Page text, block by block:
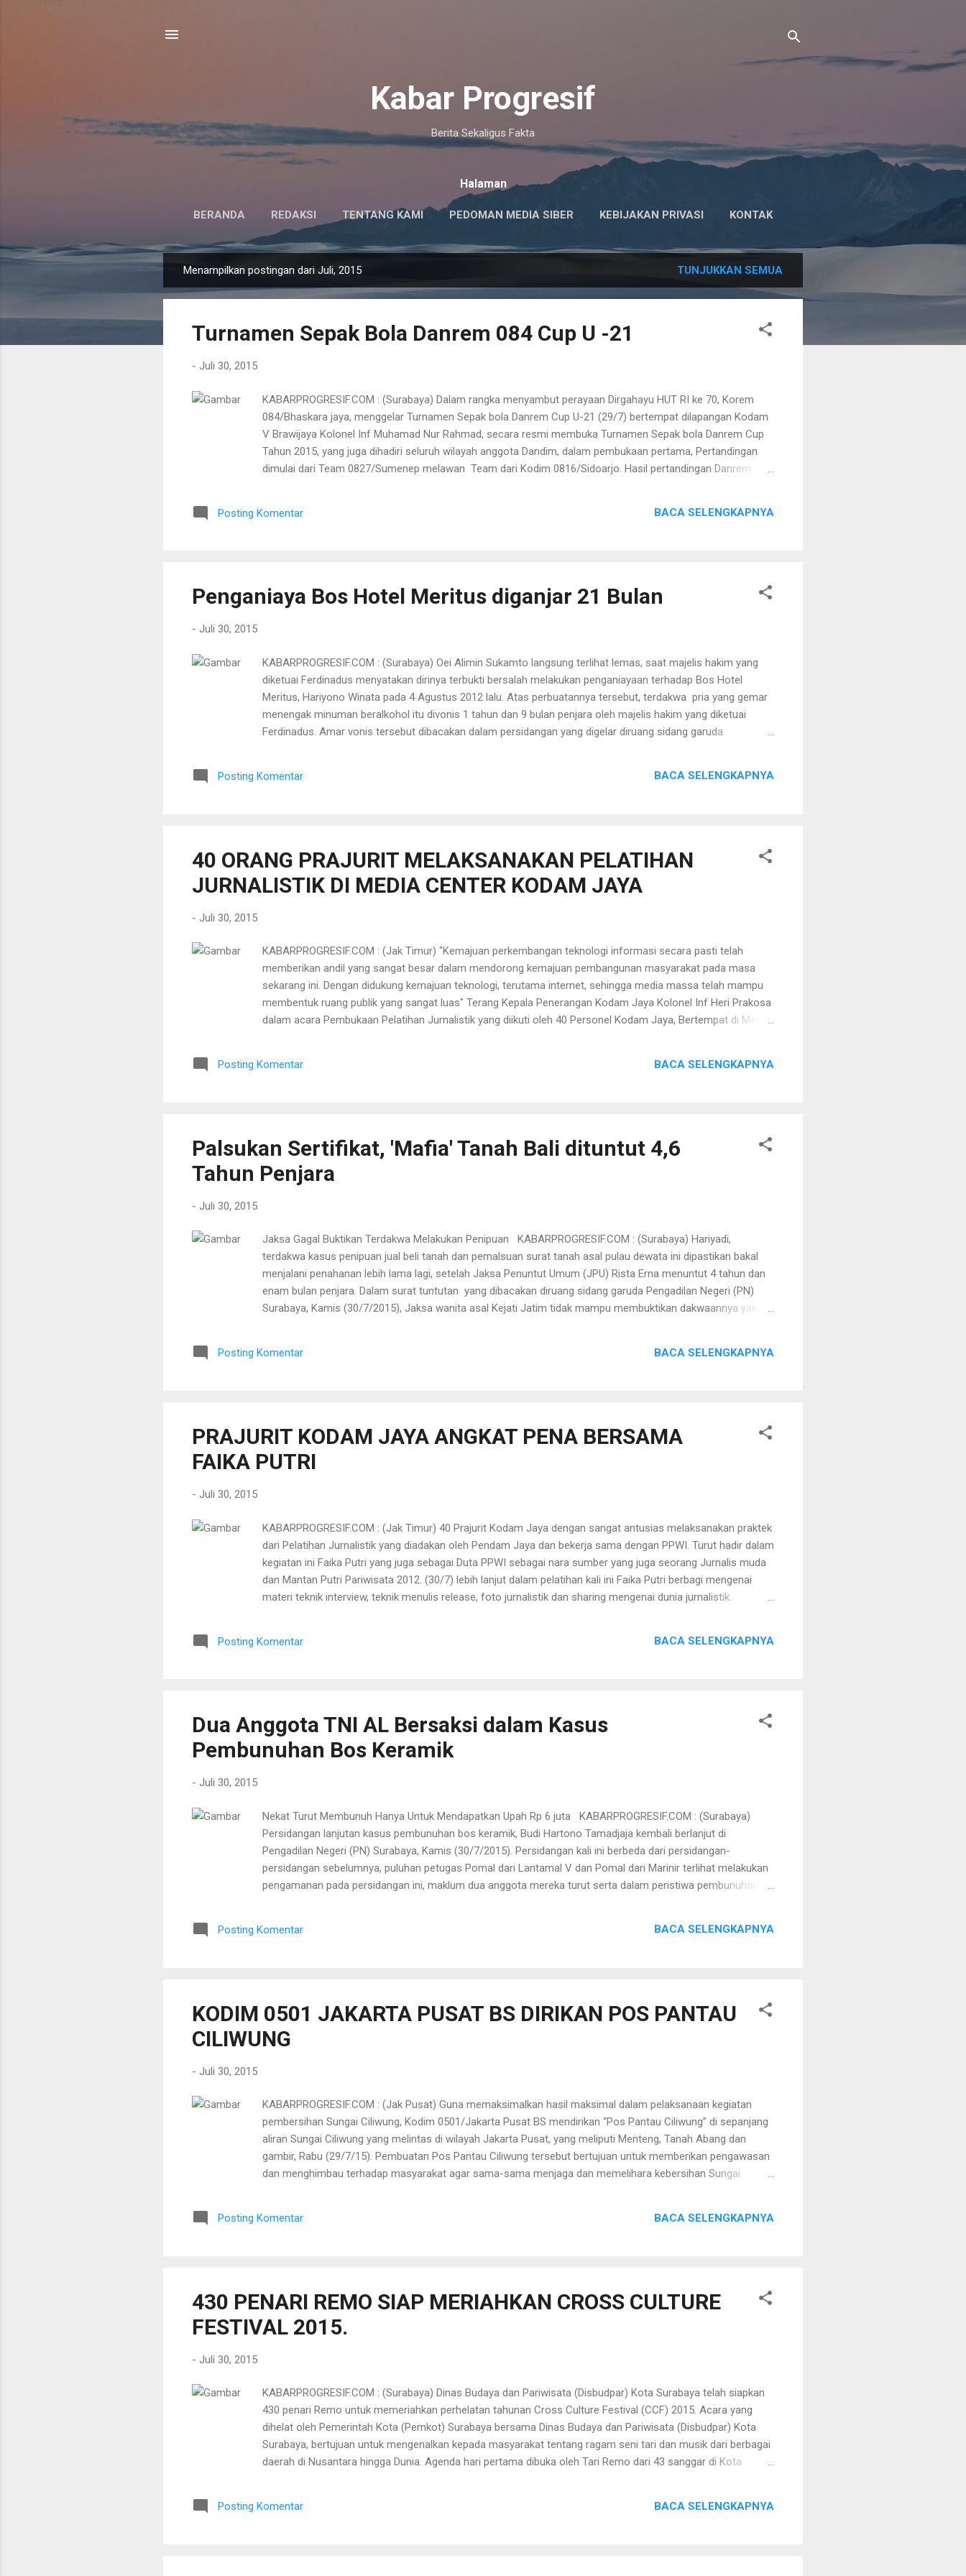
Kabar Progresif
Berita Sekaligus Fakta
Halaman
BERANDA REDAKSI TENTANG KAMI PEDOMAN MEDIA SIBER KEBIJAKAN PRIVASI KONTAK
o
Menampilkan postingan dari Juli, 2015 TUNJUKKAN SEMUA
Turnamen Sepak Bola Danrem 084 Cup U -21
- Juli 30, 2015
KABARPROGRESIF.COM : (Surabaya) Dalam rangka menyambut perayaan Dirgahayu HUT RI ke 70, Korem
084/Bhaskara jaya, menggelar Turnamen Sepak bola Danrem Cup U-21 (29/7) bertempat dilapangan Kodam
V Brawijaya Kolonel Inf Muhamad Nur Rahmad, secara resmi membuka Turnamen Sepak bola Danrem Cup
Tahun 2015, yang juga dihadiri seluruh wilayah anggota Dandim, dalam pembukaan pertama, Pertandingan
dimulai dari Team 0827/Sumenep melawan Team dari Kodim 0816/Sidoarjo. Hasil pertandingan Danrem
nantinya akan bertanding diacara tersebut,Ujar' Mayor Inf Heri Hutomo, sebagai Panitia Koordinator
Posting Komentar BACA SELENGKAPNYA
Penganiaya Bos Hotel Meritus diganjar 21 Bulan
- Juli 30, 2015
KABARPROGRESIF.COM : (Surabaya) Oei Alimin Sukamto langsung terlihat lemas, saat majelis hakim yang
diketuai Ferdinadus menyatakan dirinya terbukti bersalah melakukan penganiayaan terhadap Bos Hotel
Meritus, Hariyono Winata pada 4 Agustus 2012 lalu. Atas perbuatannya tersebut, terdakwa pria yang gemar
menengak minuman beralkohol itu divonis 1 tahun dan 9 bulan penjara oleh majelis hakim yang diketuai
Ferdinadus. Amar vonis tersebut dibacakan dalam persidangan yang digelar diruang sidang garuda
Hal yang memberatkan dalam putusan hakim ini dikarenakan selama persidangan terdakwa Oei Alimin
Posting Komentar BACA SELENGKAPNYA
40 ORANG PRAJURIT MELAKSANAKAN PELATIHAN
JURNALISTIK DI MEDIA CENTER KODAM JAYA
- Juli 30, 2015
KABARPROGRESIF.COM : (Jak Timur) "Kemajuan perkembangan teknologi informasi secara pasti telah
memberikan andil yang sangat besar dalam mendorong kemajuan pembangunan masyarakat pada masa
sekarang ini. Dengan didukung kemajuan teknologi, terutama internet, sehingga media massa telah mampu
membentuk ruang publik yang sangat luas" Terang Kepala Penerangan Kodam Jaya Kolonel Inf Heri Prakosa
dalam acara Pembukaan Pelatihan Jurnalistik yang diikuti oleh 40 Personel Kodam Jaya, Bertempat di Media
dimasa depan. Lebih lanjut dalam pelatihan yang disampaikan oleh Bapak Wilson Lalengke selaku ketua PPWI
Posting Komentar BACA SELENGKAPNYA
Palsukan Sertifikat, 'Mafia' Tanah Bali dituntut 4,6
Tahun Penjara
- Juli 30, 2015
Jaksa Gagal Buktikan Terdakwa Melakukan Penipuan KABARPROGRESIF.COM : (Surabaya) Hariyadi,
terdakwa kasus penipuan jual beli tanah dan pemalsuan surat tanah asal pulau dewata ini dipastikan bakal
menjalani penahanan lebih lama lagi, setelah Jaksa Penuntut Umum (JPU) Rista Erna menuntut 4 tahun dan
enam bulan penjara. Dalam surat tuntutan yang dibacakan diruang sidang garuda Pengadilan Negeri (PN)
Surabaya, Kamis (30/7/2015), Jaksa wanita asal Kejati Jatim tidak mampu membuktikan dakwaannya yakni
otentik,"terang Jaksa Rista Erna saat membacakan surat tuntutannya. Atas tuntutan tersebut, terdakwa
Posting Komentar BACA SELENGKAPNYA
PRAJURIT KODAM JAYA ANGKAT PENA BERSAMA
FAIKA PUTRI
- Juli 30, 2015
KABARPROGRESIF.COM : (Jak Timur) 40 Prajurit Kodam Jaya dengan sangat antusias melaksanakan praktek
dari Pelatihan Jurnalistik yang diadakan oleh Pendam Jaya dan bekerja sama dengan PPWI. Turut hadir dalam
kegiatan ini Faika Putri yang juga sebagai Duta PPWI sebagai nara sumber yang juga seorang Jurnalis muda
dan Mantan Putri Pariwisata 2012. (30/7) lebih lanjut dalam pelatihan kali ini Faika Putri berbagi mengenai
materi teknik interview, teknik menulis release, foto jurnalistik dan sharing mengenai dunia jurnalistik.
baik oleh masyarakat. Mencermati pentingnya publikasi dan dokumentasi kaitannya dengan tugas
Posting Komentar BACA SELENGKAPNYA
Dua Anggota TNI AL Bersaksi dalam Kasus
Pembunuhan Bos Keramik
- Juli 30, 2015
Nekat Turut Membunuh Hanya Untuk Mendapatkan Upah Rp 6 juta KABARPROGRESIF.COM : (Surabaya)
Persidangan lanjutan kasus pembunuhan bos keramik, Budi Hartono Tamadjaja kembali berlanjut di
Pengadilan Negeri (PN) Surabaya, Kamis (30/7/2015). Persidangan kali ini berbeda dari persidangan-
persidangan sebelumnya, puluhan petugas Pomal dari Lantamal V dan Pomal dari Marinir terlihat melakukan
pengamanan pada persidangan ini, maklum dua anggota mereka turut serta dalam peristiwa pembunuhan
keterlibatannya dalam pembunuhan Budi Hartono dan keduanya juga ditetapkan sebagai tersangka dan
Posting Komentar BACA SELENGKAPNYA
KODIM 0501 JAKARTA PUSAT BS DIRIKAN POS PANTAU
CILIWUNG
- Juli 30, 2015
KABARPROGRESIF.COM : (Jak Pusat) Guna memaksimalkan hasil maksimal dalam pelaksanaan kegiatan
pembersihan Sungai Ciliwung, Kodim 0501/Jakarta Pusat BS mendirikan “Pos Pantau Ciliwung” di sepanjang
aliran Sungai Ciliwung yang melintas di wilayah Jakarta Pusat, yang meliputi Menteng, Tanah Abang dan
gambir, Rabu (29/7/15). Pembuatan Pos Pantau Ciliwung tersebut bertujuan untuk memberikan pengawasan
dan menghimbau terhadap masyarakat agar sama-sama menjaga dan memelihara kebersihan Sungai
(dua) orang anggota Koramil di setiap Pos Pantau Ciliwung tersebut. Tugas mereka harus aktif dalam
Posting Komentar BACA SELENGKAPNYA
430 PENARI REMO SIAP MERIAHKAN CROSS CULTURE
FESTIVAL 2015.
- Juli 30, 2015
KABARPROGRESIF.COM : (Surabaya) Dinas Budaya dan Pariwisata (Disbudpar) Kota Surabaya telah siapkan
430 penari Remo untuk memeriahkan perhelatan tahunan Cross Culture Festival (CCF) 2015. Acara yang
dihelat oleh Pemerintah Kota (Pemkot) Surabaya bersama Dinas Budaya dan Pariwisata (Disbudpar) Kota
Surabaya, bertujuan untuk mengenalkan kepada masyarakat tentang ragam seni tari dan musik dari berbagai
daerah di Nusantara hingga Dunia. Agenda hari pertama dibuka oleh Tari Remo dari 43 sanggar di Kota
berbagai daerah di Jawa Timur. “sekitar 430 peserta Tari Remo, dan 1000 peserta Tari Yosakoi sudah
Posting Komentar BACA SELENGKAPNYA